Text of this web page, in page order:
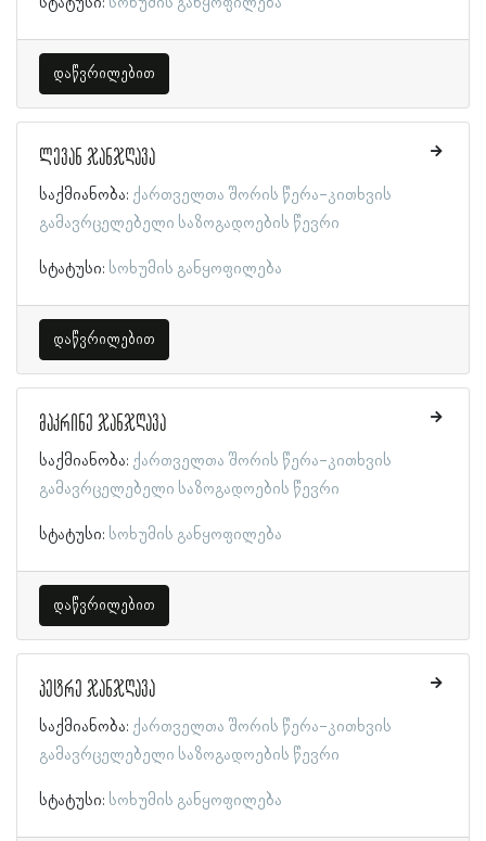
დაწვრილებით
ლევან ჯანჯღავა
საქმიანობა: ქართველთა შორის წერა-კითხვის
გამავრცელებელი საზოგადოების წევრი
სტატუსი: სოხუმის განყოფილება
დაწვრილებით
მაკრინე ჯანჯღავა
საქმიანობა: ქართველთა შორის წერა-კითხვის
გამავრცელებელი საზოგადოების წევრი
სტატუსი: სოხუმის განყოფილება
დაწვრილებით
პეტრე ჯანჯღავა
საქმიანობა: ქართველთა შორის წერა-კითხვის
გამავრცელებელი საზოგადოების წევრი
სტატუსი: სოხუმის განყოფილება